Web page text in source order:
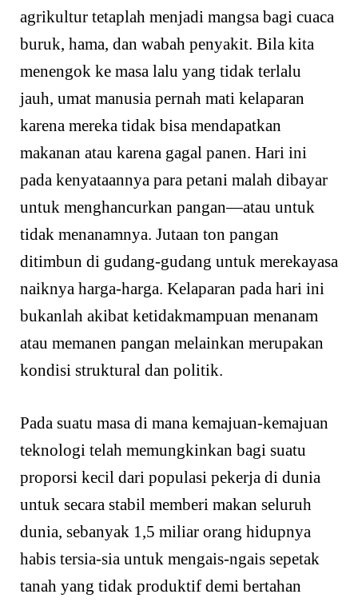
agrikultur tetaplah menjadi mangsa bagi cuaca
buruk, hama, dan wabah penyakit. Bila kita
menengok ke masa lalu yang tidak terlalu
jauh, umat manusia pernah mati kelaparan
karena mereka tidak bisa mendapatkan
makanan atau karena gagal panen. Hari ini
pada kenyataannya para petani malah dibayar
untuk menghancurkan pangan—atau untuk
tidak menanamnya. Jutaan ton pangan
ditimbun di gudang-gudang untuk merekayasa
naiknya harga-harga. Kelaparan pada hari ini
bukanlah akibat ketidakmampuan menanam
atau memanen pangan melainkan merupakan
kondisi struktural dan politik.
Pada suatu masa di mana kemajuan-kemajuan
teknologi telah memungkinkan bagi suatu
proporsi kecil dari populasi pekerja di dunia
untuk secara stabil memberi makan seluruh
dunia, sebanyak 1,5 miliar orang hidupnya
habis tersia-sia untuk mengais-ngais sepetak
tanah yang tidak produktif demi bertahan